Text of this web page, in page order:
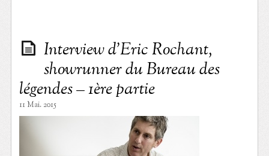
Interview d’Eric Rochant,
showrunner du Bureau des
légendes – 1ère partie
11 Mai. 2015